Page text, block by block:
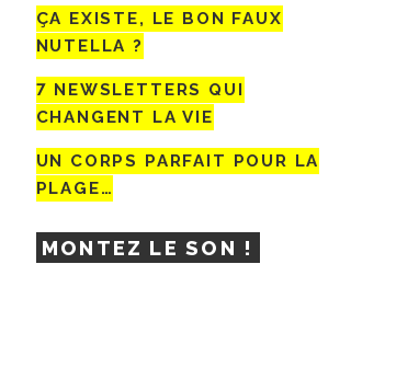
ÇA EXISTE, LE BON FAUX
NUTELLA ?
7 NEWSLETTERS QUI
CHANGENT LA VIE
UN CORPS PARFAIT POUR LA
PLAGE…
MONTEZ LE SON !